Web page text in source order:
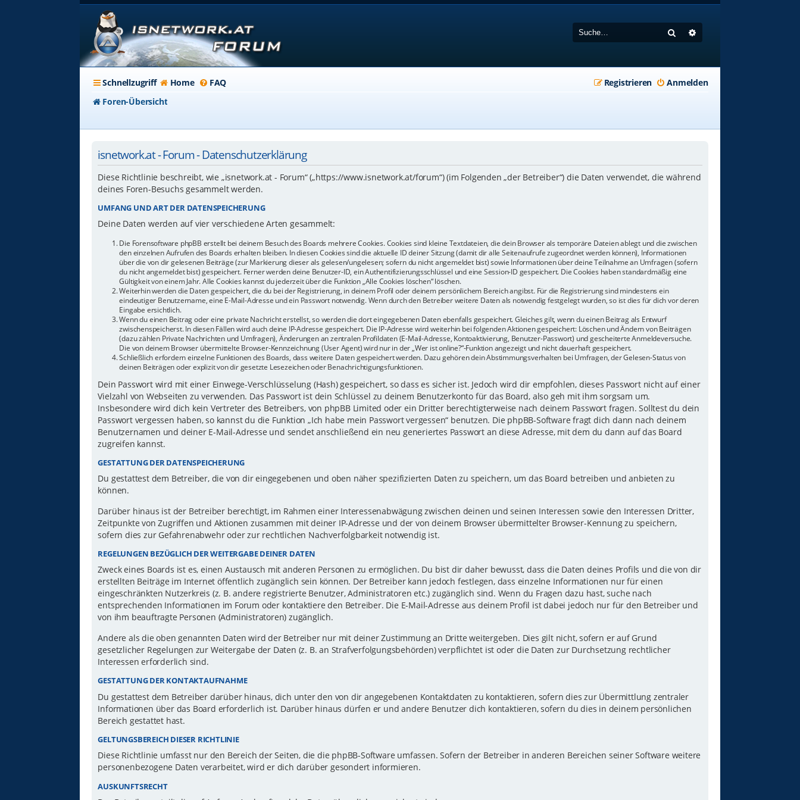
Suche
Schnellzugriff Home FAQ Anmelden
Registrieren
Foren-Übersicht
isnetwork.at - Forum - Datenschutzerklärung
Diese Richtlinie beschreibt, wie „isnetwork.at - Forum“ („https://www.isnetwork.at/forum“) (im Folgenden „der Betreiber“) die Daten verwendet, die während
deines Foren-Besuchs gesammelt werden.
UMFANG UND ART DER DATENSPEICHERUNG
Deine Daten werden auf vier verschiedene Arten gesammelt:
Die Forensoftware phpBB erstellt bei deinem Besuch des Boards mehrere Cookies. Cookies sind kleine Textdateien, die dein Browser als temporäre Dateien ablegt und die zwischen
den einzelnen Aufrufen des Boards erhalten bleiben. In diesen Cookies sind die aktuelle ID deiner Sitzung (damit dir alle Seitenaufrufe zugeordnet werden können), Informationen
über die von dir gelesenen Beiträge (zur Markierung dieser als gelesen/ungelesen; sofern du nicht angemeldet bist) sowie Informationen über deine Teilnahme an Umfragen (sofern
du nicht angemeldet bist) gespeichert. Ferner werden deine Benutzer-ID, ein Authentifizierungsschlüssel und eine Session-ID gespeichert. Die Cookies haben standardmäßig eine
Gültigkeit von einem Jahr. Alle Cookies kannst du jederzeit über die Funktion „Alle Cookies löschen“ löschen.
Weiterhin werden die Daten gespeichert, die du bei der Registrierung, in deinem Profil oder deinem persönlichem Bereich angibst. Für die Registrierung sind mindestens ein
eindeutiger Benutzername, eine E-Mail-Adresse und ein Passwort notwendig. Wenn durch den Betreiber weitere Daten als notwendig festgelegt wurden, so ist dies für dich vor deren
Eingabe ersichtlich.
Wenn du einen Beitrag oder eine private Nachricht erstellst, so werden die dort eingegebenen Daten ebenfalls gespeichert. Gleiches gilt, wenn du einen Beitrag als Entwurf
zwischenspeicherst. In diesen Fällen wird auch deine IP-Adresse gespeichert. Die IP-Adresse wird weiterhin bei folgenden Aktionen gespeichert: Löschen und Ändern von Beiträgen
(dazu zählen Private Nachrichten und Umfragen), Änderungen an zentralen Profildaten (E-Mail-Adresse, Kontoaktivierung, Benutzer-Passwort) und gescheiterte Anmeldeversuche.
Die von deinem Browser übermittelte Browser-Kennzeichnung (User Agent) wird nur in der „Wer ist online?“-Funktion angezeigt und nicht dauerhaft gespeichert.
Schließlich erfordern einzelne Funktionen des Boards, dass weitere Daten gespeichert werden. Dazu gehören dein Abstimmungsverhalten bei Umfragen, der Gelesen-Status von
deinen Beiträgen oder explizit von dir gesetzte Lesezeichen oder Benachrichtigungsfunktionen.
Dein Passwort wird mit einer Einwege-Verschlüsselung (Hash) gespeichert, so dass es sicher ist. Jedoch wird dir empfohlen, dieses Passwort nicht auf einer
Vielzahl von Webseiten zu verwenden. Das Passwort ist dein Schlüssel zu deinem Benutzerkonto für das Board, also geh mit ihm sorgsam um.
Insbesondere wird dich kein Vertreter des Betreibers, von phpBB Limited oder ein Dritter berechtigterweise nach deinem Passwort fragen. Solltest du dein
Passwort vergessen haben, so kannst du die Funktion „Ich habe mein Passwort vergessen“ benutzen. Die phpBB-Software fragt dich dann nach deinem
Benutzernamen und deiner E-Mail-Adresse und sendet anschließend ein neu generiertes Passwort an diese Adresse, mit dem du dann auf das Board
zugreifen kannst.
GESTATTUNG DER DATENSPEICHERUNG
Du gestattest dem Betreiber, die von dir eingegebenen und oben näher spezifizierten Daten zu speichern, um das Board betreiben und anbieten zu
können.
Darüber hinaus ist der Betreiber berechtigt, im Rahmen einer Interessenabwägung zwischen deinen und seinen Interessen sowie den Interessen Dritter,
Zeitpunkte von Zugriffen und Aktionen zusammen mit deiner IP-Adresse und der von deinem Browser übermittelter Browser-Kennung zu speichern,
sofern dies zur Gefahrenabwehr oder zur rechtlichen Nachverfolgbarkeit notwendig ist.
REGELUNGEN BEZÜGLICH DER WEITERGABE DEINER DATEN
Zweck eines Boards ist es, einen Austausch mit anderen Personen zu ermöglichen. Du bist dir daher bewusst, dass die Daten deines Profils und die von dir
erstellten Beiträge im Internet öffentlich zugänglich sein können. Der Betreiber kann jedoch festlegen, dass einzelne Informationen nur für einen
eingeschränkten Nutzerkreis (z. B. andere registrierte Benutzer, Administratoren etc.) zugänglich sind. Wenn du Fragen dazu hast, suche nach
entsprechenden Informationen im Forum oder kontaktiere den Betreiber. Die E-Mail-Adresse aus deinem Profil ist dabei jedoch nur für den Betreiber und
von ihm beauftragte Personen (Administratoren) zugänglich.
Andere als die oben genannten Daten wird der Betreiber nur mit deiner Zustimmung an Dritte weitergeben. Dies gilt nicht, sofern er auf Grund
gesetzlicher Regelungen zur Weitergabe der Daten (z. B. an Strafverfolgungsbehörden) verpflichtet ist oder die Daten zur Durchsetzung rechtlicher
Interessen erforderlich sind.
GESTATTUNG DER KONTAKTAUFNAHME
Du gestattest dem Betreiber darüber hinaus, dich unter den von dir angegebenen Kontaktdaten zu kontaktieren, sofern dies zur Übermittlung zentraler
Informationen über das Board erforderlich ist. Darüber hinaus dürfen er und andere Benutzer dich kontaktieren, sofern du dies in deinem persönlichen
Bereich gestattet hast.
GELTUNGSBEREICH DIESER RICHTLINIE
Diese Richtlinie umfasst nur den Bereich der Seiten, die die phpBB-Software umfassen. Sofern der Betreiber in anderen Bereichen seiner Software weitere
personenbezogene Daten verarbeitet, wird er dich darüber gesondert informieren.
AUSKUNFTSRECHT